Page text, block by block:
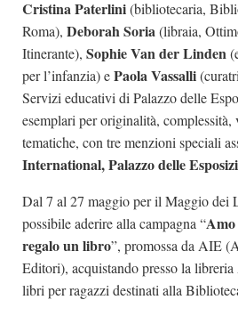
Cristina Paterlini(bibliotecaria,
Roma), Deborah Soria(libraia,
Itinerante), Sophie Van der Linden
per l’infanzia) ePaola Vassalli
Servizi educativi di Palazzo delle
esemplari per originalità, complessità,
tematiche, con tre menzioni speciali
International, Palazzo delle
Dal 7 al 27 maggio per il Maggio dei
possibile aderire alla campagna “
regalo un libro”, promossa da AIE
Editori), acquistando presso la
libri per ragazzi destinati alla